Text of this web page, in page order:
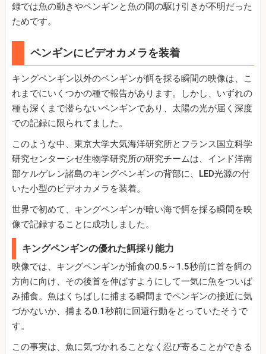
録では魚の動きやペンギンと魚の間の駆け引きが不明だった
ためです。
ペンギンにビデオカメラを装着
キングペンギン以外のペンギンが餌を採る瞬間の映像は、こ
れまでにいくつかの種で報告があります。しかし、いずれの
種も深くまで潜らないペンギンであり、太陽の光が届く深度
での記録に限られてました。
このような中、東京大学大気海洋研究所とフランス国立科学
研究センターシゼ生物学研究所の研究チームは、インド洋南
部ケルゲレン諸島のキングペンギンの背部に、LED光源の付
いた小型のビデオカメラを装着。
世界で初めて、キングペンギンが暗い海で餌を採る瞬間を映
像で記録することに成功しました。
キングペンギンの優れた餌採り能力
映像では、キングペンギンが捕食の0.5～1.5秒前に首を餌の
方向に向け、その後首を伸ばすようにして一気に魚をついば
み捕食。魚はくちばしに捕まる瞬間までペンギンの接近に気
づかないか、捕まる0.1秒前に回避行動をとっていたそうで
す。
この事実は、魚に気づかれることなく忍び寄ることができる